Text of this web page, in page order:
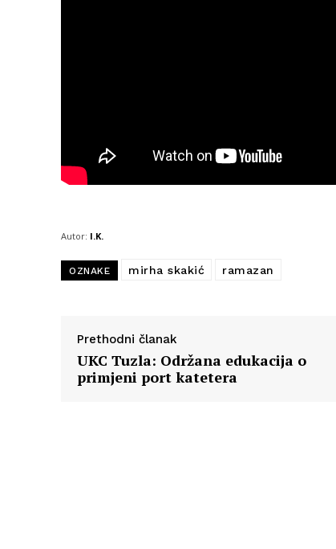
Autor: I.K.
OZNAKE mirha skakić ramazan
Prethodni članak
UKC Tuzla: Održana edukacija o
primjeni port katetera